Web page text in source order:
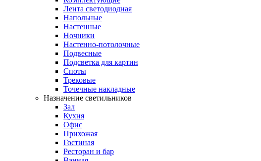
Лента светодиодная
Напольные
Настенные
Ночники
Настенно-потолочные
Подвесные
Подсветка для картин
Споты
Трековые
Точечные накладные
Назначение светильников
Зал
Кухня
Офис
Прихожая
Гостиная
Ресторан и бар